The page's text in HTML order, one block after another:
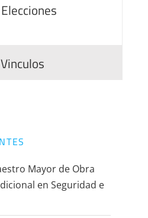
Vinculos
Mayor de Obra
en Seguridad e